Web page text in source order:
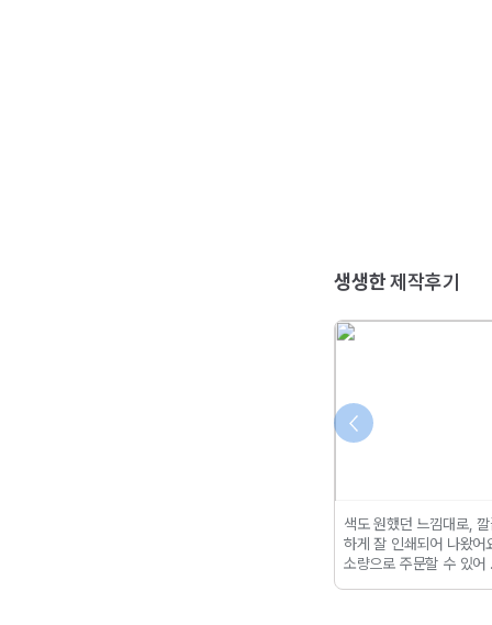
생생한제작후기
색도 원했던 느낌대로,
하게 잘 인쇄되어 나왔어
소량으로 주문할 수 있어